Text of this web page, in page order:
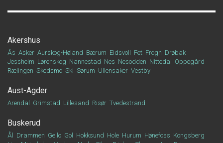
Akershus
Ås Asker Aurskog-Høland Bærum Eidsvoll Fet Frogn Drøbak
Jessheim Lørenskog Nannestad Nes Nesodden Nittedal
Oppegård
Rælingen Skedsmo Ski Sørum Ullensaker Vestby
Aust-Agder
Arendal Grimstad Lillesand Risør Tvedestrand
Buskerud
Ål Drammen Geilo Gol Hokksund Hole Hurum Hønefoss Kongsberg